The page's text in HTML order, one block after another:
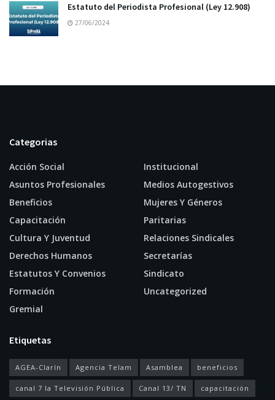
Estatuto del Periodista Profesional (Ley 12.908)
27/06/2024
Categorias
Acción Social
Asuntos Profesionales
Beneficios
Capacitación
Cultura Y Juventud
Derechos Humanos
Estatutos Y Convenios
Formación
Gremial
Institucional
Medios Autogestivos
Mujeres Y Géneros
Paritarias
Relaciones Sindicales
Secretarías
Sindicato
Uncategorized
Etiquetas
AGEA-Clarín Agencia Telam Asamblea beneficios
canal 7 la Televisión Pública Canal 13/ TN capacitación